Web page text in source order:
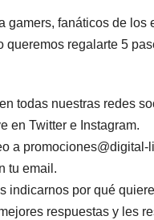
gamers, fanáticos de
queremos regalarte 5
todas nuestras redes
en Twitter e Instagram.
a promociones@digital-
tu email.
indicarnos por qué
respuestas y les